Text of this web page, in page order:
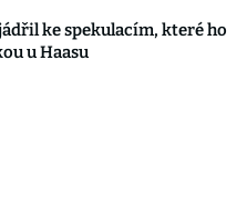
ke spekulacím, které ho
u Haasu